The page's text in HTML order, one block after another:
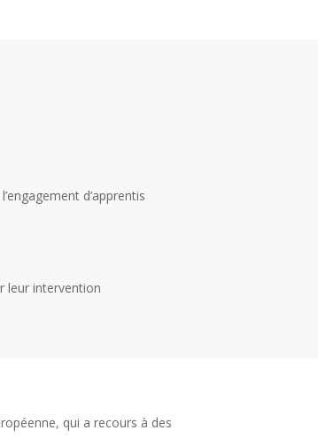
d’apprentis
leur intervention
qui a recours à des